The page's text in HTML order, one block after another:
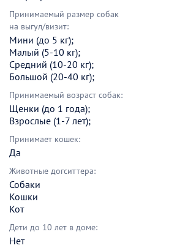
Принимаемый размер собак
на выгул/визит:
Мини (до 5 кг);
Малый (5-10 кг);
Средний (10-20 кг);
Большой (20-40 кг);
Принимаемый возраст собак:
Щенки (до 1 года);
Взрослые (1-7 лет);
Принимает кошек:
Да
Животные догситтера:
Собаки
Кошки
Кот
Дети до 10 лет в доме:
Нет